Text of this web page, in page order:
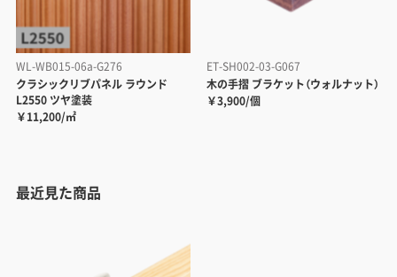
WL-WB015-06a-G276
クラシックリブパネル ラウンド
L2550 ツヤ塗装
￥11,200/㎡
ET-SH002-03-G067
木の手摺 ブラケット（ウォルナット）
￥3,900/個
最近見た商品